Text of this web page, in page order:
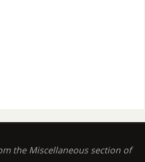
the Miscellaneous section of